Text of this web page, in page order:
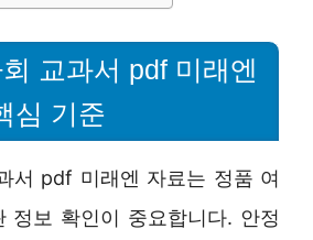
교과서 pdf 미래엔
심 기준
서 pdf 미래엔 자료는 정품 여
정보 확인이 중요합니다. 안정